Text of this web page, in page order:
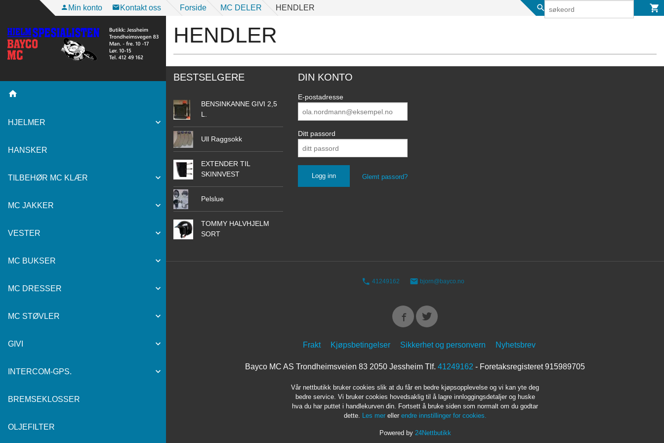
innholdet
HJELMER
HANSKER
TILBEHØR MC KLÆR
MC JAKKER
VESTER
MC BUKSER
MC DRESSER
MC STØVLER
GIVI
INTERCOM-GPS.
BREMSEKLOSSER
OLJEFILTER
Forside MC DELER HENDLER
Kontakt oss
Min konto
HENDLER
BESTSELGERE
BENSINKANNE GIVI 2,5
L.
Ull Raggsokk
EXTENDER TIL
SKINNVEST
Pelslue
TOMMY HALVHJELM
SORT
DIN KONTO
E-postadresse
Ditt passord
Glemt passord?
41249162 bjorn@bayco.no
Frakt Kjøpsbetingelser Sikkerhet og personvern Nyhetsbrev
Bayco MC AS Trondheimsveien 83 2050 Jessheim Tlf. 41249162 - Foretaksregisteret 915989705
Vår nettbutikk bruker cookies slik at du får en bedre kjøpsopplevelse og vi kan yte deg
bedre service. Vi bruker cookies hovedsaklig til å lagre innloggingsdetaljer og huske
hva du har puttet i handlekurven din. Fortsett å bruke siden som normalt om du godtar
dette. Les mer eller endre innstillinger for cookies.
Powered by 24Nettbutikk